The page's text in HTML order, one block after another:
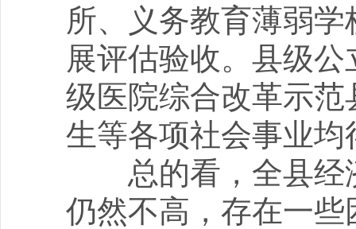
所、义务教育薄弱
展评估验收。县级
级医院综合改革示
生等各项社会事业均
总的看，全县经
仍然不高，存在一